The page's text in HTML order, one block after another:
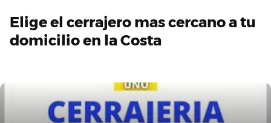
Elige el cerrajero mas cercano a tu
domicilio en la Costa